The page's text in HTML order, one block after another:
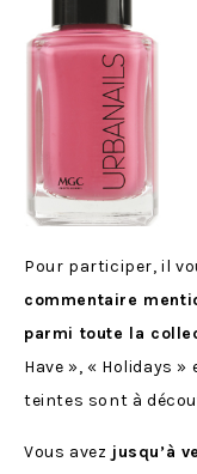
Pour participer, il
commentaire
parmi toute la
Have », « Holidays
teintes sont à
Vous avez jusqu’à